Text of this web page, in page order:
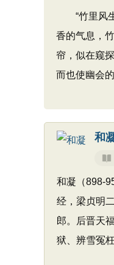
“竹里风生
香的气息，
帘，似在窥
而也使幽会
和
和凝（898-
经，梁贞明
郎。后晋天
狱、辨雪冤